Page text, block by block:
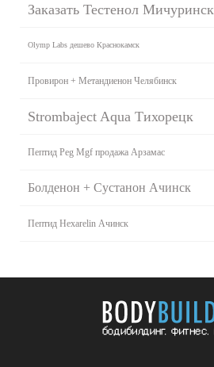
Заказать Тестенол Мичуринск
Olymp Labs дешево Краснокамск
Провирон + Метандиенон Челябинск
Strombaject Aqua Тихорецк
Пептид Peg Mgf продажа Арзамас
Болденон + Сустанон Ачинск
Пептид Hexarelin Ачинск